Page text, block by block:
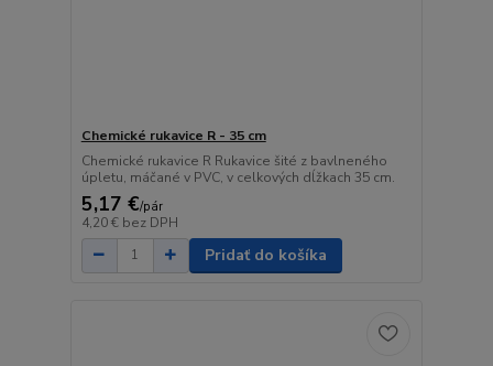
Chemické rukavice R - 35 cm
Chemické rukavice R Rukavice šité z bavlneného
úpletu, máčané v PVC, v celkových dĺžkach 35 cm.
5,17 €/pár
4,20 € bez DPH
Pridať do košíka